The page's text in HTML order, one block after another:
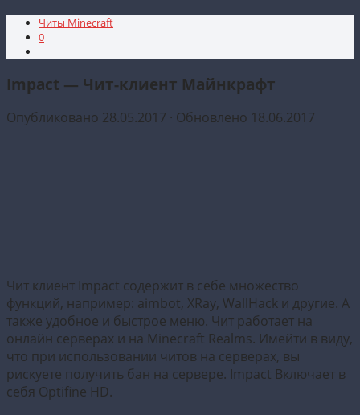
Читы Minecraft
0
Impact — Чит-клиент Майнкрафт
Опубликовано 28.05.2017 · Обновлено 18.06.2017
Чит клиент Impact содержит в себе множество
функций, например: aimbot, XRay, WallHack и другие. А
также удобное и быстрое меню. Чит работает на
онлайн серверах и на Minecraft Realms. Имейти в виду,
что при использовании читов на серверах, вы
рискуете получить бан на сервере. Impact Включает в
себя Optifine HD.